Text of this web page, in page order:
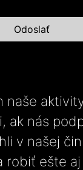
naše
ak nás
v našej
robiť ešte